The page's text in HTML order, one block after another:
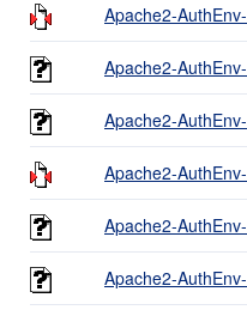
Apache2-
Apache2-
Apache2-
Apache2-
Apache2-
Apache2-